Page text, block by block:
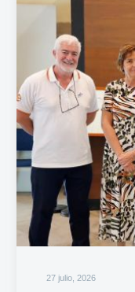
27 julio, 2026